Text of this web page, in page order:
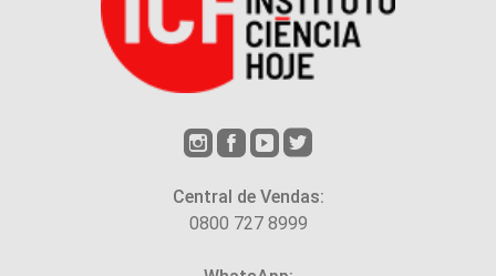
Central de Vendas:
0800 727 8999